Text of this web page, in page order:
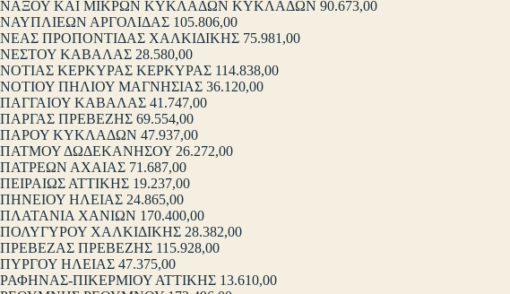
ΝΑΞΟΥ ΚΑΙ ΜΙΚΡΩΝ ΚΥΚΛΑΔΩΝ ΚΥΚΛΑΔΩΝ 90.673,00
ΝΑΥΠΛΙΕΩΝ ΑΡΓΟΛΙΔΑΣ 105.806,00
ΝΕΑΣ ΠΡΟΠΟΝΤΙΔΑΣ ΧΑΛΚΙΔΙΚΗΣ 75.981,00
ΝΕΣΤΟΥ ΚΑΒΑΛΑΣ 28.580,00
ΝΟΤΙΑΣ ΚΕΡΚΥΡΑΣ ΚΕΡΚΥΡΑΣ 114.838,00
ΝΟΤΙΟΥ ΠΗΛΙΟΥ ΜΑΓΝΗΣΙΑΣ 36.120,00
ΠΑΓΓΑΙΟΥ ΚΑΒΑΛΑΣ 41.747,00
ΠΑΡΓΑΣ ΠΡΕΒΕΖΗΣ 69.554,00
ΠΑΡΟΥ ΚΥΚΛΑΔΩΝ 47.937,00
ΠΑΤΜΟΥ ΔΩΔΕΚΑΝΗΣΟΥ 26.272,00
ΠΑΤΡΕΩΝ ΑΧΑΙΑΣ 71.687,00
ΠΕΙΡΑΙΩΣ ΑΤΤΙΚΗΣ 19.237,00
ΠΗΝΕΙΟΥ ΗΛΕΙΑΣ 24.865,00
ΠΛΑΤΑΝΙΑ ΧΑΝΙΩΝ 170.400,00
ΠΟΛΥΓΥΡΟΥ ΧΑΛΚΙΔΙΚΗΣ 28.382,00
ΠΡΕΒΕΖΑΣ ΠΡΕΒΕΖΗΣ 115.928,00
ΠΥΡΓΟΥ ΗΛΕΙΑΣ 47.375,00
ΡΑΦΗΝΑΣ-ΠΙΚΕΡΜΙΟΥ ΑΤΤΙΚΗΣ 13.610,00